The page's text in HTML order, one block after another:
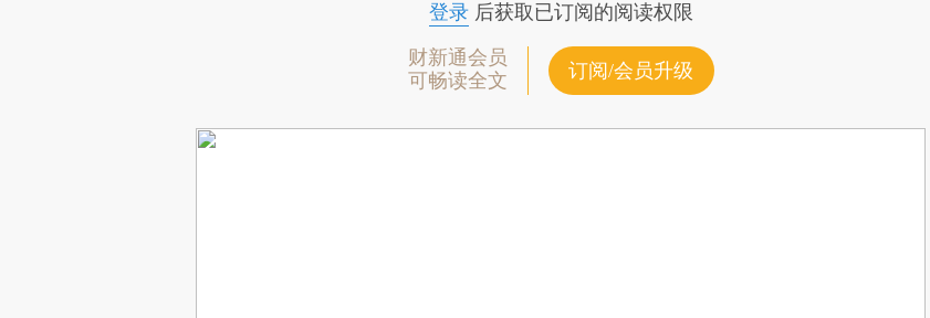
登录后获取已订阅的阅读权限
财新通会员
可畅读全文
订阅/会员升级